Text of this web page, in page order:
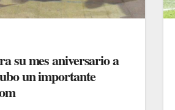
su mes aniversario a
un importante